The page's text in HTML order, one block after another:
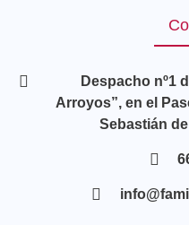
Despacho nº1
Arroyos”, en el
Sebastián